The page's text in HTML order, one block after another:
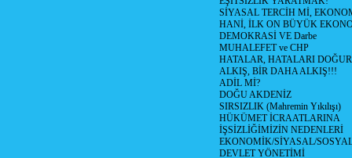
SİYASAL TERCİH Mİ,
HANİ, İLK ON BÜYÜK
DEMOKRASİ VE Darbe
MUHALEFET ve CHP
HATALAR, HATALARI
ALKIŞ, BİR DAHA ALKIŞ!!!
ADİL Mİ?
DOĞU AKDENİZ
SIRSIZLIK (Mahremin Yıkılışı)
HÜKÜMET İCRAATLARINA
İŞSİZLİĞİMİZİN NEDENLERİ
EKONOMİK/SİYASAL/
DEVLET YÖNETİMİ